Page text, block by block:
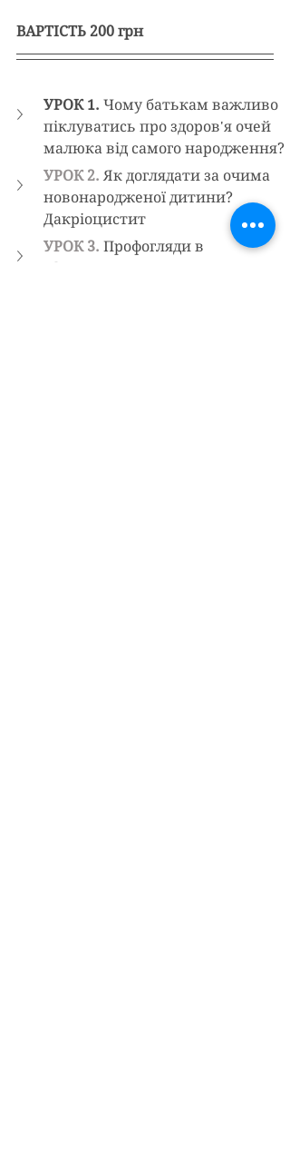
ВАРТІСТЬ 200 грн
УРОК 1. Чому батькам важливо
піклуватись про здоров'я очей
малюка від самого народження?
УРОК 2. Як доглядати за очима
новонародженої дитини?
Дакріоцистит
УРОК 3. Профогляди в
офтальмолога дитини до 1 року